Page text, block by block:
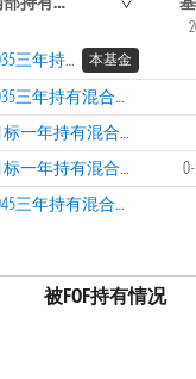
华夏福泽养老目标2035三年持有混合发起式（FOF）A 本基金
华夏福泽养老目标2035三年持有混合发起式（FOF）Y
华夏安盈稳健养老目标一年持有混合（FOF）A
华夏安盈稳健养老目标一年持有混合（FOF）Y
华夏福源养老目标2045三年持有混合发起式（FOF）A
被FOF持有情况